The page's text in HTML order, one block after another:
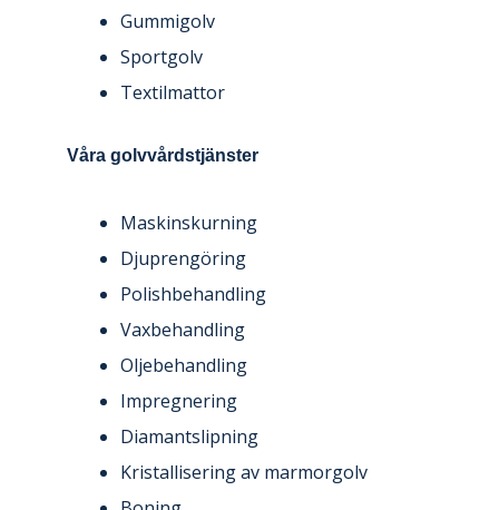
Gummigolv
Sportgolv
Textilmattor
Våra golvvårdstjänster
Maskinskurning
Djuprengöring
Polishbehandling
Vaxbehandling
Oljebehandling
Impregnering
Diamantslipning
Kristallisering av marmorgolv